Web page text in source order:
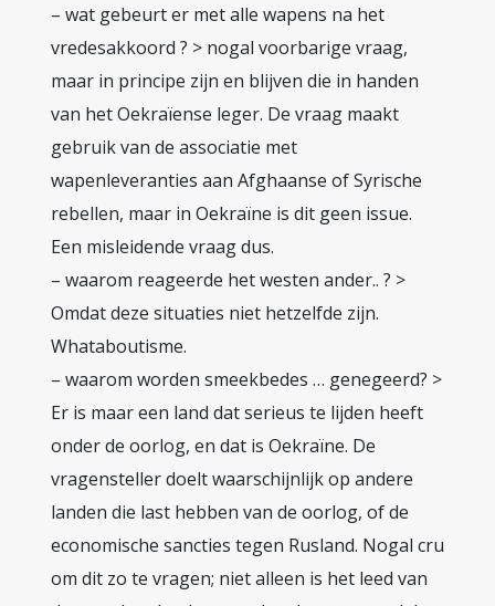
– wat gebeurt er met alle wapens na het
vredesakkoord ? > nogal voorbarige vraag,
maar in principe zijn en blijven die in handen
van het Oekraïense leger. De vraag maakt
gebruik van de associatie met
wapenleveranties aan Afghaanse of Syrische
rebellen, maar in Oekraïne is dit geen issue.
Een misleidende vraag dus.
– waarom reageerde het westen ander.. ? >
Omdat deze situaties niet hetzelfde zijn.
Whataboutisme.
– waarom worden smeekbedes … genegeerd? >
Er is maar een land dat serieus te lijden heeft
onder de oorlog, en dat is Oekraïne. De
vragensteller doelt waarschijnlijk op andere
landen die last hebben van de oorlog, of de
economische sancties tegen Rusland. Nogal cru
om dit zo te vragen; niet alleen is het leed van